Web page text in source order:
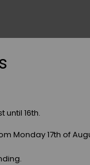
until 16th.
Monday 17th of